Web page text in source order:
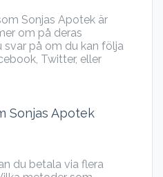
Sonjas Apotek är
om på deras
på om du kan följa
Twitter, eller
Sonjas Apotek
du betala via flera